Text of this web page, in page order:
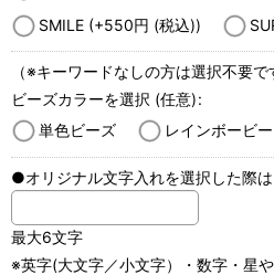
SMILE (+550円 (税込))
（※キーワードなしの方は選択不要で
ビーズカラーを選択 (任意):
単色ビーズ
レインボービ
●オリジナル文字入れを選択した際
最大6文字
※英字(大文字／小文字）・数字・星